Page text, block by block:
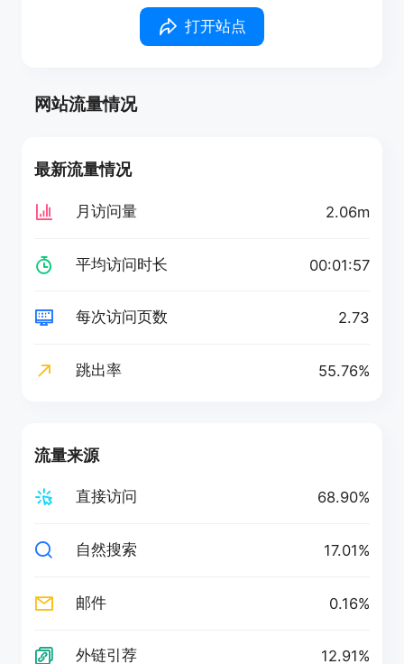
打开站点
网站流量情况
最新流量情况
月访问量 2.06m
平均访问时长 00:01:57
每次访问页数 2.73
跳出率 55.76%
流量来源
直接访问 68.90%
自然搜索 17.01%
邮件 0.16%
外链引荐 12.91%